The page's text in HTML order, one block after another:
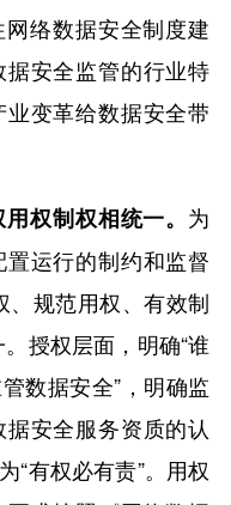
网络数据安全制度建
安全监管的行业特
变革给数据安全带
权制权相统一。 为
运行的制约和监督
、规范用权、有效制
授权层面，明确“谁
数据安全”，明确监
安全服务资质的认
“有权必有责”。用权